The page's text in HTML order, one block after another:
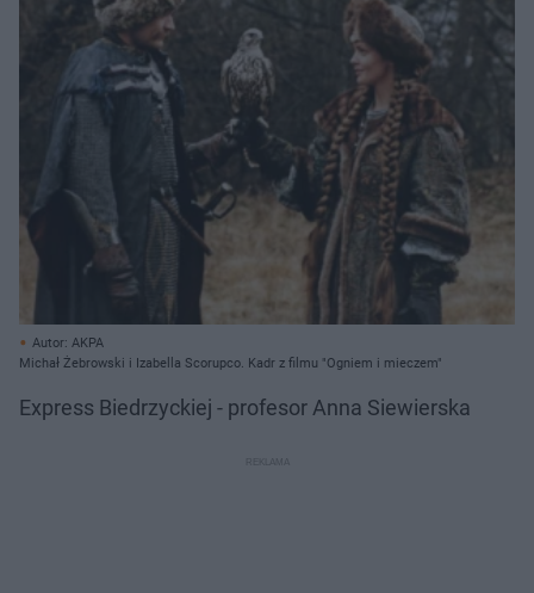
Autor: AKPA
Michał Żebrowski i Izabella Scorupco. Kadr z filmu "Ogniem i mieczem"
Express Biedrzyckiej - profesor Anna Siewierska